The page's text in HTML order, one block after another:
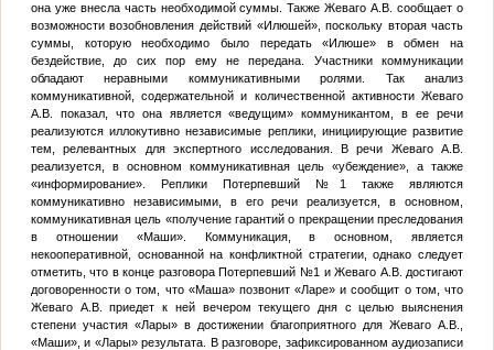
она уже внесла часть необходимой суммы. Также Жеваго А.В. сообщает о
возможности возобновления действий «Илюшей», поскольку вторая часть
суммы, которую необходимо было передать «Илюше» в обмен на
бездействие, до сих пор ему не передана. Участники коммуникации
обладают неравными коммуникативными ролями. Так анализ
коммуникативной, содержательной и количественной активности Жеваго
А.В. показал, что она является «ведущим» коммуникантом, в ее речи
реализуются иллокутивно независимые реплики, инициирующие развитие
тем, релевантных для экспертного исследования. В речи Жеваго А.В.
реализуется, в основном коммуникативная цель «убеждение», а также
«информирование». Реплики
Потерпевший №1 также являются
коммуникативно независимыми, в его речи реализуется, в основном,
коммуникативная цель «получение гарантий о прекращении преследования
в отношении «Маши». Коммуникация, в основном, является
некооперативной, основанной на конфликтной стратегии, однако следует
отметить, что в конце разговора Потерпевший №1 и Жеваго А.В. достигают
договоренности о том, что «Маша» позвонит «Ларе» и сообщит о том, что
Жеваго А.В. приедет к ней вечером текущего дня с целью выяснения
степени участия «Лары» в достижении благоприятного для Жеваго А.В.,
«Маши», и «Лары» результата. В разговоре, зафиксированном аудиозаписи